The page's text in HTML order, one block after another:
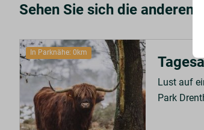
Sehen Sie sich die anderen
In Parknähe: 0km
Lust auf
Park